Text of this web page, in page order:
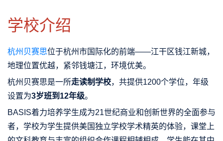
学校介绍
杭州贝赛思位于杭州市国际化的前端——江干区钱江新城，
地理位置优越，紧邻钱塘江，环境优美。
杭州贝赛思是一所走读制学校，共提供1200个学位，年级
设置为3岁班到12年级。
BASIS着力培养学生成为21世纪商业和创新世界的全面参与
者，学校为学生提供美国独立学校学术精英的体验，课堂上